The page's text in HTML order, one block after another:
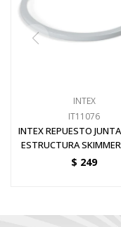
INTEX
IT11076
INTEX REPUESTO
ESTRUCTURA
$ 249